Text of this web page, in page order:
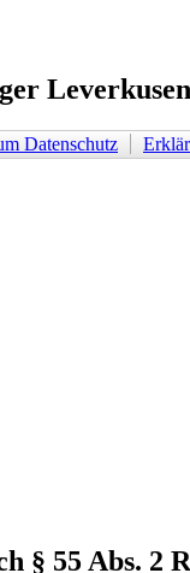
Datenschutz
§ 55 Abs. 2